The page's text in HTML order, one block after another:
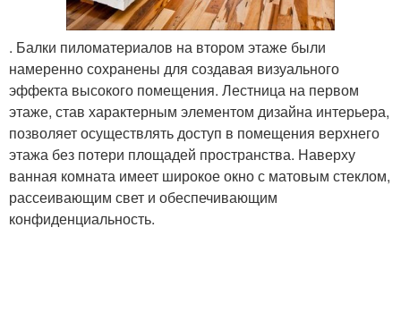
. Балки пиломатериалов на втором этаже были
намеренно сохранены для создавая визуального
эффекта высокого помещения. Лестница на первом
этаже, став характерным элементом дизайна интерьера,
позволяет осуществлять доступ в помещения верхнего
этажа без потери площадей пространства. Наверху
ванная комната имеет широкое окно с матовым стеклом,
рассеивающим свет и обеспечивающим
конфиденциальность.